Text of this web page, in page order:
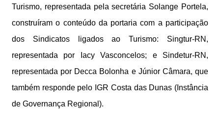
Turismo, representada pela secretária Solange Portela,
construíram o conteúdo da portaria com a participação
dos Sindicatos ligados ao Turismo: Singtur-RN,
representada por Iacy Vasconcelos; e Sindetur-RN,
representada por Decca Bolonha e Júnior Câmara, que
também responde pelo IGR Costa das Dunas (Instância
de Governança Regional).